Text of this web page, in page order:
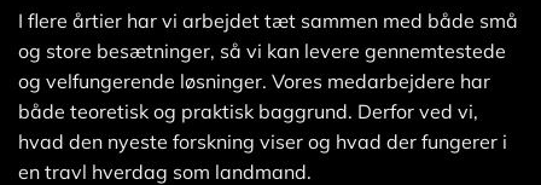
I flere årtier har vi arbejdet tæt sammen med både små
og store besætninger, så vi kan levere gennemtestede
og velfungerende løsninger. Vores medarbejdere har
både teoretisk og praktisk baggrund. Derfor ved vi,
hvad den nyeste forskning viser og hvad der fungerer i
en travl hverdag som landmand.